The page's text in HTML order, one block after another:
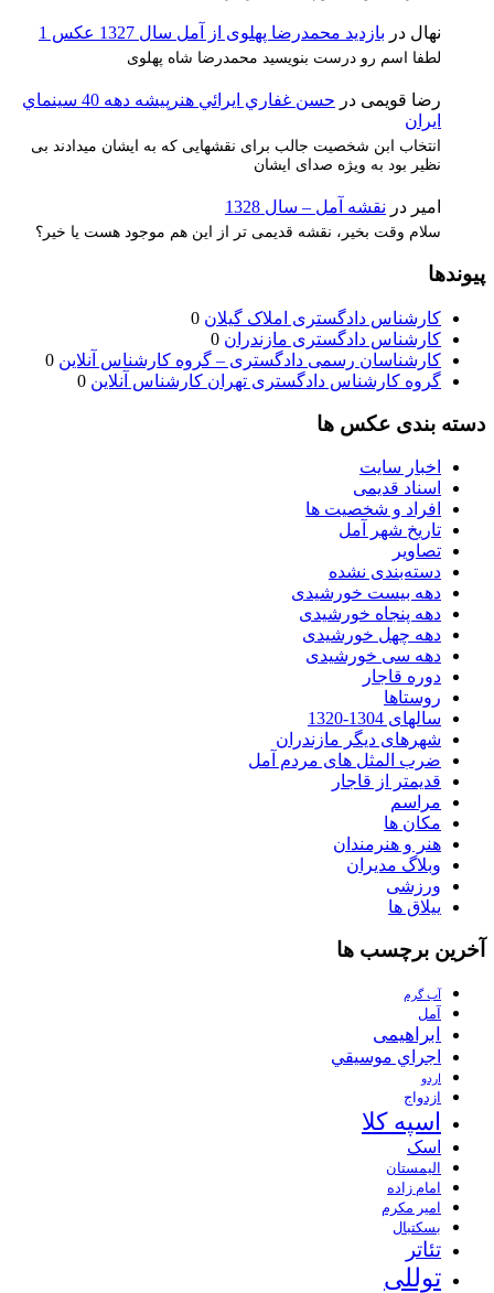
نهال در بازدید محمدرضا پهلوی از آمل سال 1327 عکس 1
لطفا اسم رو درست بنویسید محمدرضا شاه پهلوی
رضا قویمی در
حسن غفاري ايرائي هنرپيشه دهه 40 سينماي
ايران
انتخاب ابن شخصیت جالب برای نقشهایی که به ایشان میدادند بی
نظیر بود به ویژه صدای ایشان
امیر در نقشه آمل – سال 1328
سلام وقت بخیر، نقشه قدیمی تر از این هم موجود هست یا خیر؟
پیوندها
کارشناس دادگستری املاک گیلان
کارشناس دادگستری مازندران
کارشناسان رسمی دادگستری – گروه کارشناس آنلاین
گروه کارشناس دادگستری تهران کارشناس آنلاین
دسته بندی عکس ها
اخبار سایت
اسناد قدیمی
افراد و شخصیت ها
تاریخ شهر آمل
تصاویر
دسته‌بندی نشده
دهه بیست خورشیدی
دهه پنجاه خورشیدی
دهه چهل خورشیدی
دهه سی خورشیدی
دوره قاجار
روستاها
سالهای 1304-1320
شهرهای دیگر مازندران
ضرب المثل های مردم آمل
قدیمتر از قاجار
مراسم
مکان ها
هنر و هنرمندان
وبلاگ مدیران
ورزشی
ییلاق ها
آخرین برچسب ها
آب گرم
آمل
ابراهیمی
اجراي موسيقي
اردو
ازدواج
اسپه کلا
اسک
الیمستان
امام زاده
امیر مکرم
بسکتبال
تئاتر
توللی